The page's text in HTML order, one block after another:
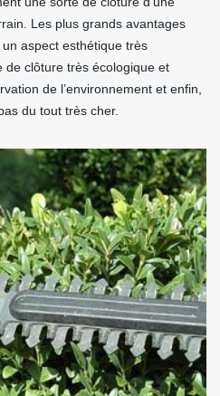
Les plus grands avantages
aspect esthétique très
de clôture très écologique et
de l’environnement et enfin,
du tout très cher.